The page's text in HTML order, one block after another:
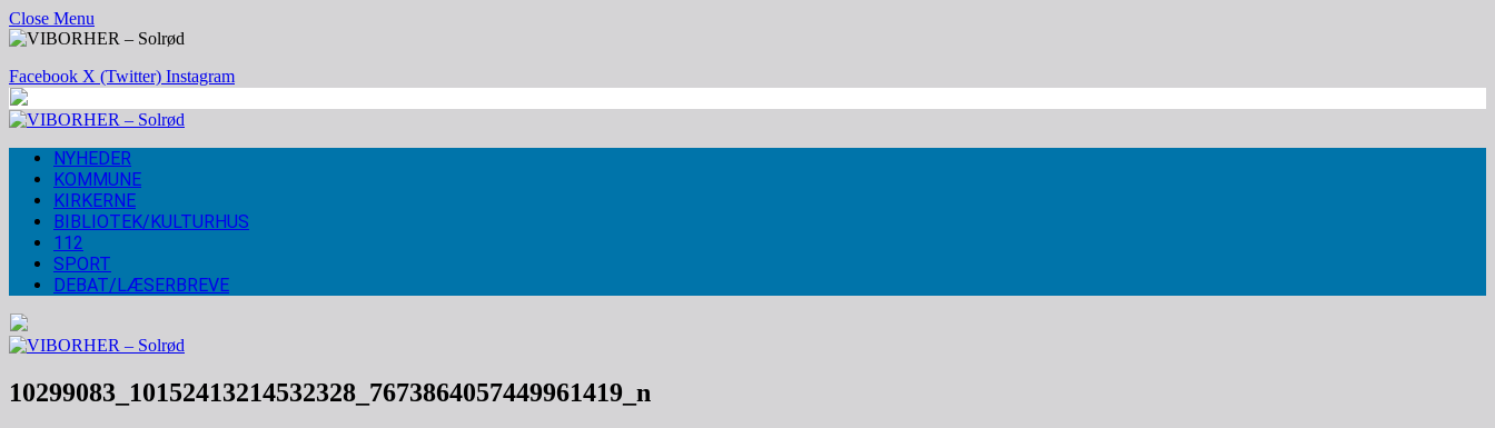
Close Menu
Facebook X (Twitter) Instagram
NYHEDER
KOMMUNE
KIRKERNE
BIBLIOTEK/KULTURHUS
112
SPORT
DEBAT/LÆSERBREVE
10299083_10152413214532328_7673864057449961419_n